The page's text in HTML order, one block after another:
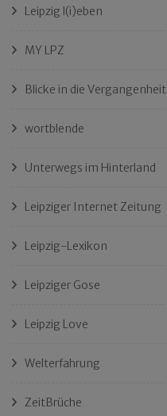
Leipzig l(i)eben
MY LPZ
Blicke in die Vergangenheit
wortblende
Unterwegs im Hinterland
Leipziger Internet Zeitung
Leipzig-Lexikon
Leipziger Gose
Leipzig Love
Welterfahrung
ZeitBrüche